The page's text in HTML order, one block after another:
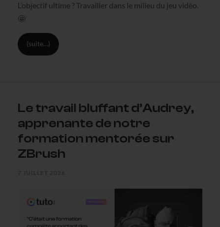
L’objectif ultime ? Travailler dans le milieu du jeu vidéo.
🤩
(suite…)
Le travail bluffant d’Audrey,
apprenante de notre
formation mentorée sur
ZBrush
7 JUILLET 2026